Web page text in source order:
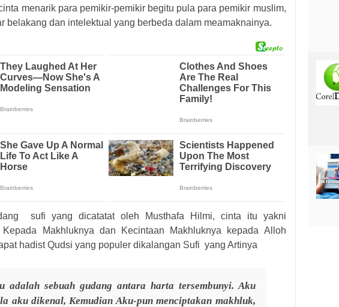
menarik para pemikir-pemikir begitu pula para pemikir muslim,
belakang dan intelektual yang berbeda dalam meamaknainya.
sufi yang dicatatat oleh Musthafa Hilmi, cinta itu yakni
Makhluknya dan Kecintaan Makhluknya kepada Alloh
hadist Qudsi yang populer dikalangan Sufi yang Artinya
adalah sebuah gudang antara harta tersembunyi. Aku
aku dikenal, Kemudian Aku-pun menciptakan makhluk,